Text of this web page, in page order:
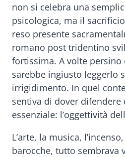
non si celebra una
psicologica, ma il
reso presente
romano post tridentino
fortissima. A volte persino
sarebbe ingiusto leggerlo
irrigidimento. In quel
sentiva di dover difendere
essenziale: l’oggettività
L’arte, la musica,
barocche, tutto sembrava